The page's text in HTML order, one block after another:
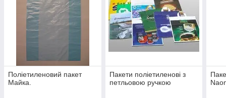
Поліетиленовий пакет
Майка.
Пакети поліетиленові з
петльовою ручкою